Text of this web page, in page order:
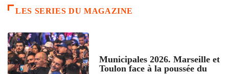
LES SERIES DU MAGAZINE
Municipales 2026. Marseille et
Toulon face à la poussée du